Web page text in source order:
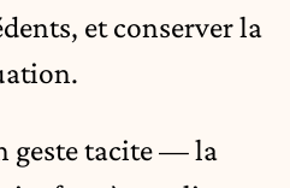
et conserver la
geste tacite — la